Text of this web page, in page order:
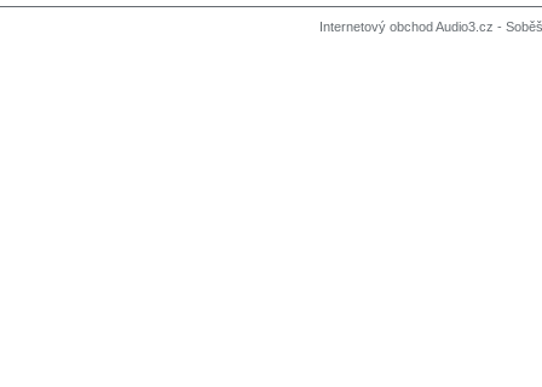
Internetový obchod Audio3.cz -